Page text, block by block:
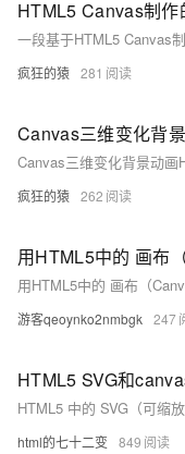
疯狂的猿 281
Canvas三维变化背
Canvas三维变化背景动画
疯狂的猿 262
用HTML5中的 画布（
游客qeoynko2nmbgk 247
HTML5 SVG和
html的七十二变 849